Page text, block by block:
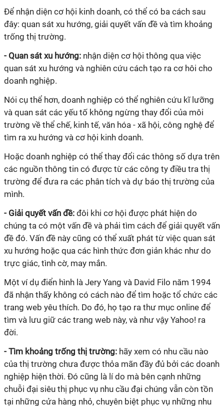
Để nhận diện cơ hội kinh doanh, có thể có ba cách sau
đây: quan sát xu hướng, giải quyết vấn đề và tìm khoảng
trống thị trường.
- Quan sát xu hướng: nhận diện cơ hội thông qua việc
quan sát xu hướng và nghiên cứu cách tạo ra cơ hôi cho
doanh nghiệp.
Nói cụ thể hơn, doanh nghiệp có thể nghiên cứu kĩl ưỡng
và quan sát các yếu tố không ngừng thay đổi của môi
trường về thể chế, kinh tế, văn hóa - xã hội, công nghệ để
tìm ra xu hướng và cơ hội kinh doanh.
Hoặc doanh nghiệp có thể thay đổi các thông số dựa trên
các nguồn thông tin có được từ các công ty điều tra thị
trường để đưa ra các phân tích và dự báo thị trường của
mình.
- Giải quyết vấn đề: đôi khi cơ hội được phát hiện do
chúng ta có một vấn đề và phải tìm cách để giải quyết vấn
đề đó. Vấn đề này cũng có thể xuất phát từ việc quan sát
xu hướng hoặc qua các hình thức đơn giản khác như do
trực giác, tình cờ, may mắn.
Một ví dụ điển hình là Jery Yang và David Filo năm 1994
đã nhận thấy không có cách nào để tìm hoặc tổ chức các
trang web yêu thích. Do đó, họ tạo ra thư mục online để
tìm và l ưu giữ các trang web này, và như vậy Yahoo! ra
đời.
- Tìm khoảng trống thị trường: hãy xem có nhu cầu nào
của thị trường chưa được thỏa mãn đầy đủ bởi các doanh
nghiệp hiện thời. Đó cũng là lído mà bên cạnh những
chuỗi đại siêu thị phục vụ nhu cầu đại chúng vẫn còn tồn
tại những cửa hàng nhỏ, chuyên biệt phục vụ những nhu